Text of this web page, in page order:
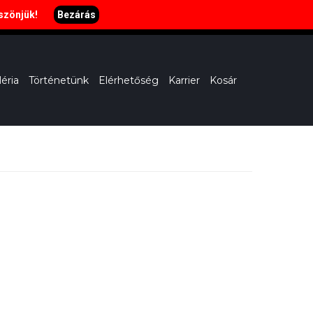
Történetünk Elérhetőség Karrier Kosár
Bezárás